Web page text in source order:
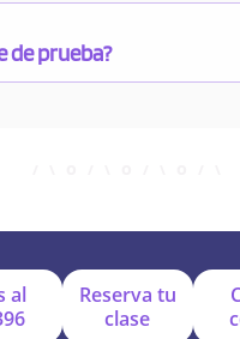
de prueba?
al
Reserva tu
clase